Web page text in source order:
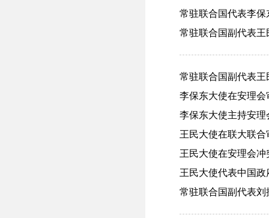
常驻联合国代表李保
常驻联合国副代表王
常驻联合国副代表王
李保东大使在安理会
李保东大使主持安理
王民大使在联大联
王民大使在安理会冲
王民大使代表中国政
常驻联合国副代表刘